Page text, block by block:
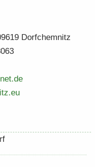
Dorf­chem­nitz